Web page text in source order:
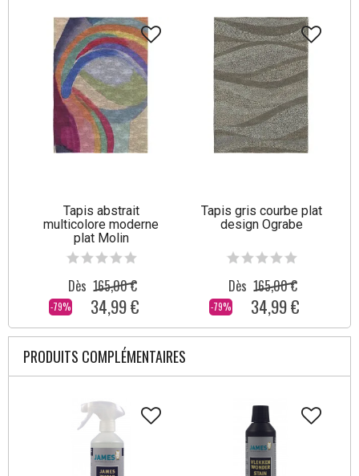
Tapis abstrait
multicolore moderne
plat Molin
-79%
Dès 165,00 €
34,99 €
Tapis gris courbe plat
design Ograbe
-79%
Dès 165,00 €
34,99 €
PRODUITS COMPLÉMENTAIRES